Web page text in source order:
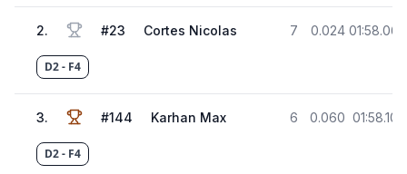
2. #23 Cortes Nicolas 7 0.024 01:58.065
D2 - F4
3. #144 Karhan Max 6 0.060 01:58.101
D2 - F4